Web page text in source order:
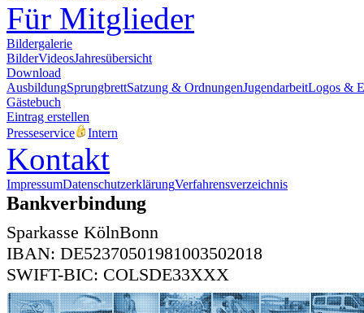
Für Mitglieder
Bildergalerie
BilderVideosJahresübersicht
Download
AusbildungSprungbrettSatzung & OrdnungenJugendarbeitLogos &
Gästebuch
Eintrag erstellen
Presseservice
Intern
Kontakt
ImpressumDatenschutzerklärungVerfahrensverzeichnis
Bankverbindung
Sparkasse KölnBonn
IBAN: DE52370501981003502018
SWIFT-BIC: COLSDE33XXX